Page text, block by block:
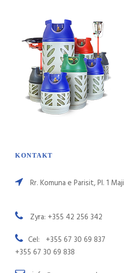
KONTAKT
Rr. Komuna e Parisit, Pl. 1 Maji
Zyra: +355 42 256 342
Cel: +355 67 30 69 837
+355 67 30 69 838